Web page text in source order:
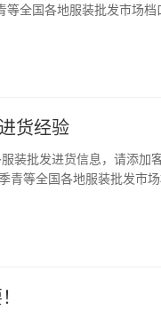
全国各地服装批发市场档
货经验
装批发进货信息，请添加
等全国各地服装批发市场